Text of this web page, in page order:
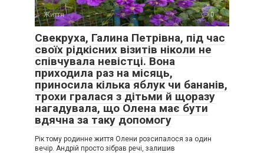
Життя 0
Свекруха, Галина Петрівна, під час
своїх рідкісних візитів ніколи не
співчувала невістці. Вона
приходила раз на місяць,
приносила кілька яблук чи бананів,
трохи гралася з дітьми й щоразу
нагадувала, що Олена має бути
вдячна за таку допомогу
Рік тому родинне життя Олени розсипалося за один
вечір. Андрій просто зібрав речі, залишив